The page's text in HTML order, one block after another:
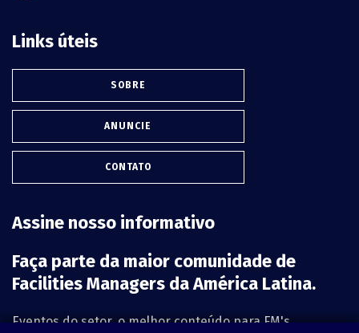
Links úteis
SOBRE
ANUNCIE
CONTATO
Assine nosso informativo
Faça parte da maior comunidade de
Facilities Managers da América Latina.
Eventos do setor, o melhor conteúdo para FM's,